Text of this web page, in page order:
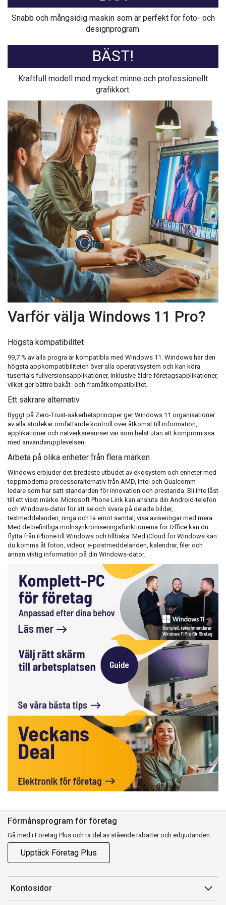
Snabb och mångsidig maskin som är perfekt för foto- och
designprogram.
BÄST!
Kraftfull modell med mycket minne och professionellt
grafikkort.
Varför välja Windows 11 Pro?
Högsta kompatibilitet
99,7 % av alla progra är kompatibla med Windows 11. Windows har den
högsta appkompatibiliteten över alla operativsystem och kan köra
tusentals fullversionsapplikationer, inklusive äldre företagsapplikationer,
vilket ger bättre bakåt- och framåtkompatibilitet.
Ett säkrare alternativ
Byggt på Zero-Trust-säkerhetsprinciper ger Windows 11 organisationer
av alla storlekar omfattande kontroll över åtkomst till information,
applikationer och nätverksresurser var som helst utan att kompromissa
med användarupplevelsen.
Arbeta på olika enheter från flera märken
Windows erbjuder det bredaste utbudet av ekosystem och enheter med
toppmoderna processoralternativ från AMD, Intel och Qualcomm -
ledare som har satt standarden för innovation och prestanda. Bli inte låst
till ett visst märke. Microsoft Phone Link kan ansluta din Android-telefon
och Windows-dator för att se och svara på delade bilder,
textmeddelanden, ringa och ta emot samtal, visa aviseringar med mera.
Med de befintliga molnsynkroniseringsfunktionerna för Office kan du
flytta från iPhone till Windows och tillbaka. Med iCloud för Windows kan
du komma åt foton, videor, e-postmeddelanden, kalendrar, filer och
annan viktig information på din Windows-dator.
Förmånsprogram för företag
Gå med i Företag Plus och ta del av stående rabatter och erbjudanden.
Upptäck Företag Plus
Kontosidor